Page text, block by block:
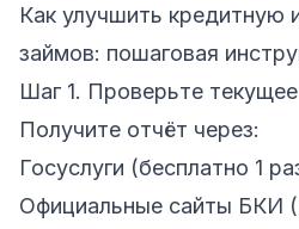
Как улучшить кредитную
займов: пошаговая
Шаг 1. Проверьте
Получите отчёт через:
Госуслуги (бесплатно 1
Официальные сайты БКИ